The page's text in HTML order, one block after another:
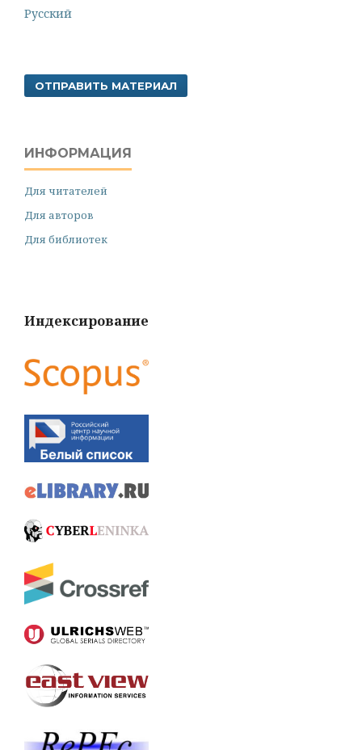
Русский
ОТПРАВИТЬ МАТЕРИАЛ
ИНФОРМАЦИЯ
Для читателей
Для авторов
Для библиотек
Индексирование